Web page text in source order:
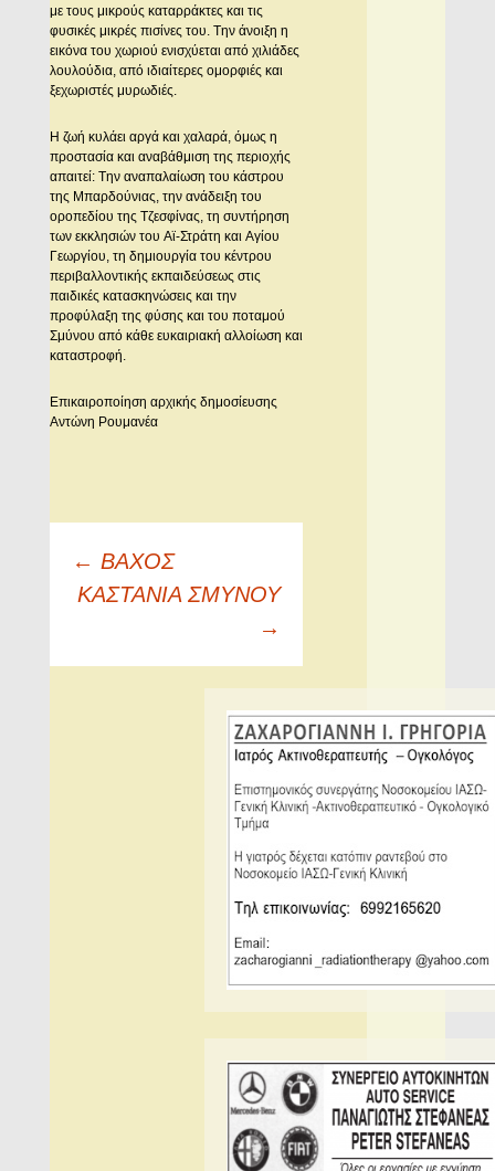
με τους μικρούς καταρράκτες και τις
φυσικές μικρές πισίνες του. Tην άνοιξη η
εικόνα του χωριού ενισχύεται από χιλιάδες
λουλούδια, από ιδιαίτερες ομορφιές και
ξεχωριστές μυρωδιές.
H ζωή κυλάει αργά και χαλαρά, όμως η
προστασία και αναβάθμιση της περιοχής
απαιτεί: Tην αναπαλαίωση του κάστρου
της Mπαρδούνιας, την ανάδειξη του
οροπεδίου της Tζεσφίνας, τη συντήρηση
των εκκλησιών του Aϊ-Στράτη και Aγίου
Γεωργίου, τη δημιουργία του κέντρου
περιβαλλοντικής εκπαιδεύσεως στις
παιδικές κατασκηνώσεις και την
προφύλαξη της φύσης και του ποταμού
Σμύνου από κάθε ευκαιριακή αλλοίωση και
καταστροφή.
Επικαιροποίηση αρχικής δημοσίευσης
Aντώνη Pουμανέα
Πλοήγηση
άρθρων
← ΒΑΧΟΣ
ΚΑΣΤΑΝΙΑ ΣΜΥΝΟΥ
→